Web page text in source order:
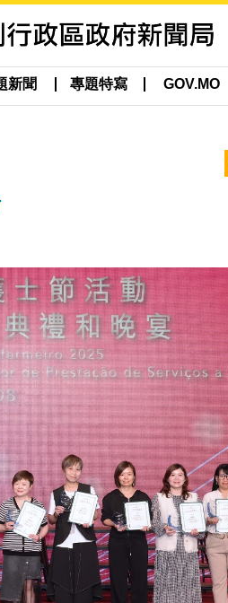
新聞 專題特寫 GOV.MO